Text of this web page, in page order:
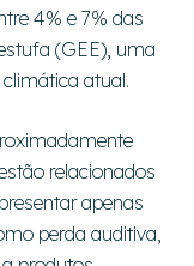
4% e 7% das
(GEE), uma
atual.
relacionados
apenas
perda auditiva,